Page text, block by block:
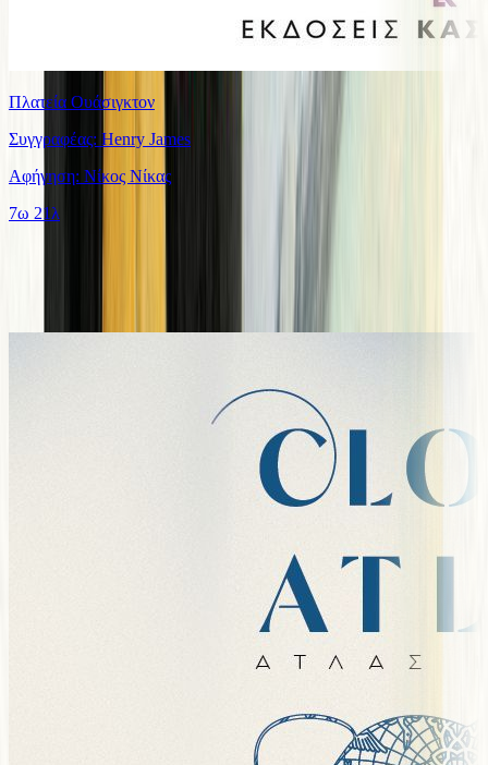
Πλατεία Ουάσιγκτον
Συγγραφέας: Henry James
Αφήγηση: Νίκος Νίκας
7ω 21λ